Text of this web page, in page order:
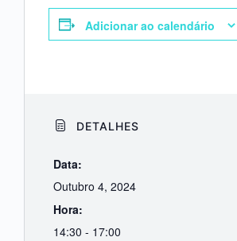
Adicionar ao calendário
DETALHES
Data:
Outubro 4, 2024
Hora:
14:30 - 17:00